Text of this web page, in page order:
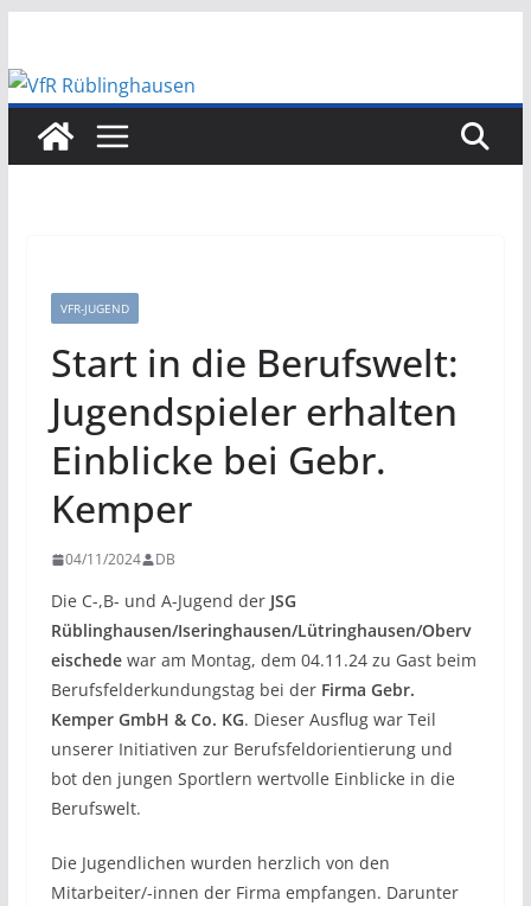
springen
VFR-JUGEND
Start in die Berufswelt:
Jugendspieler erhalten
Einblicke bei Gebr.
Kemper
04/11/2024 DB
Die C-,B- und A-Jugend der JSG
Rüblinghausen/Iseringhausen/Lütringhausen/Oberv
eischedewar am Montag, dem 04.11.24 zu Gast beim
Berufsfelderkundungstag bei der Firma Gebr.
Kemper GmbH & Co. KG. Dieser Ausflug war Teil
unserer Initiativen zur Berufsfeldorientierung und
bot den jungen Sportlern wertvolle Einblicke in die
Berufswelt.
Die Jugendlichen wurden herzlich von den
Mitarbeiter/-innen der Firma empfangen. Darunter